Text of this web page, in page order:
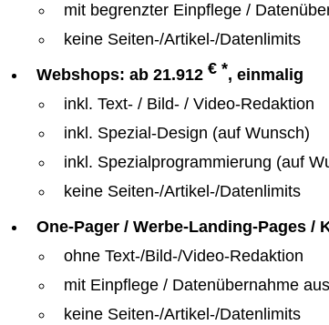
mit begrenzter Einpflege /
keine Seiten-/Artikel-/Datenlimits
Webshops: ab 21.912 € *, einmalig
inkl. Text- / Bild- / Video-Redaktion
inkl. Spezial-Design (auf Wunsch)
inkl. Spezialprogrammierung (auf
keine Seiten-/Artikel-/Datenlimits
One-Pager / Werbe-Landing-Pages /
ohne Text-/Bild-/Video-Redaktion
mit Einpflege / Datenübernahme
keine Seiten-/Artikel-/Datenlimits